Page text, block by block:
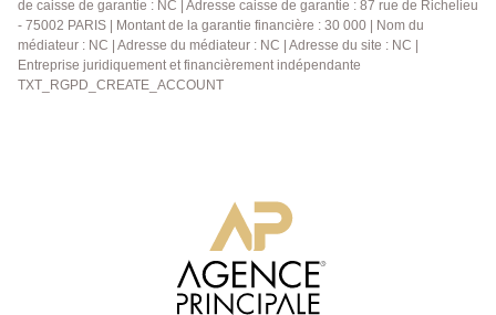
de caisse de garantie : NC | Adresse caisse de garantie : 87 rue de Richelieu
- 75002 PARIS | Montant de la garantie financière : 30 000 | Nom du
médiateur : NC | Adresse du médiateur : NC | Adresse du site : NC |
Entreprise juridiquement et financièrement indépendante
TXT_RGPD_CREATE_ACCOUNT